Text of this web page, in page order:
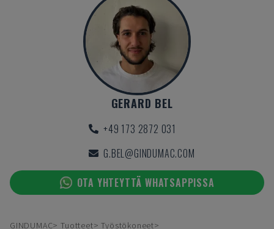
GERARD BEL
+49 173 2872 031
G.BEL@GINDUMAC.COM
OTA YHTEYTTÄ WHATSAPPISSA
GINDUMAC Tuotteet
Työstökoneet